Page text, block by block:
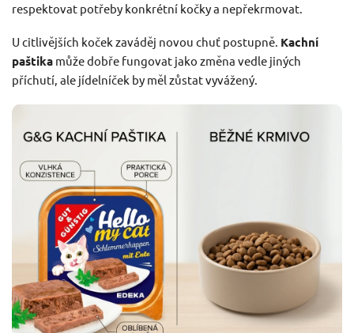
respektovat potřeby konkrétní kočky a nepřekrmovat.
U citlivějších koček zaváděj novou chuť postupně. Kachní
paštika může dobře fungovat jako změna vedle jiných
příchutí, ale jídelníček by měl zůstat vyvážený.